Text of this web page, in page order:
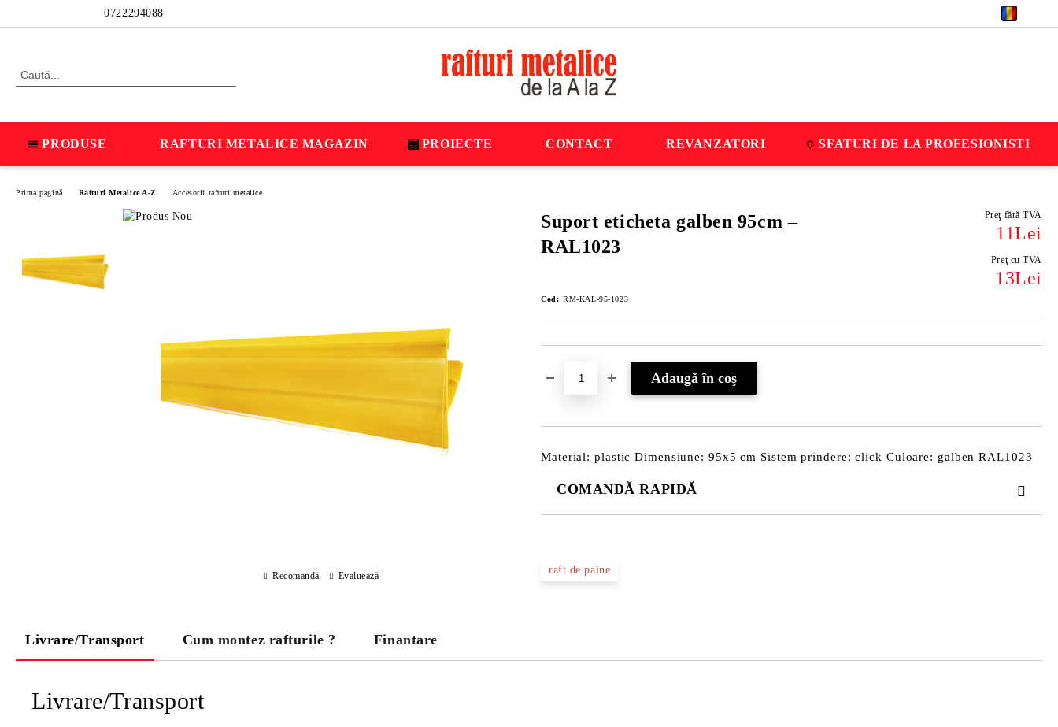
0722294088
PRODUSE RAFTURI METALICE MAGAZIN PROIECTE CONTACT REVANZATORI SFATURI DE LA PROFESIONISTI
Prima pagină Rafturi Metalice A-Z Accesorii rafturi metalice
Suport eticheta galben 95cm –
RAL1023
Preţ fără TVA
11Lei
Preţ cu TVA
13Lei
Cod: RM-KAL-95-1023
Material: plastic Dimensiune: 95x5 cm Sistem prindere: click Culoare: galben RAL1023
COMANDĂ RAPIDĂ
raft de paine
Recomandă Evaluează
Livrare/Transport Cum montez rafturile ? Finantare
Livrare/Transport